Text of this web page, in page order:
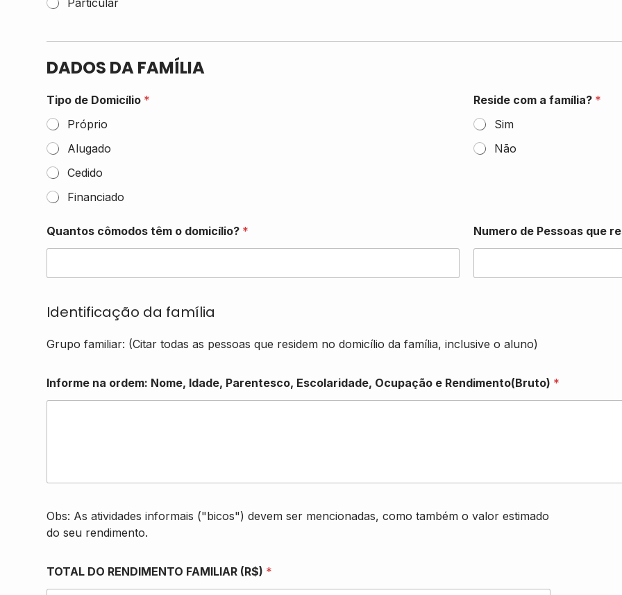
Particular
DADOS DA FAMÍLIA
Tipo de Domicílio *
Próprio
Alugado
Cedido
Financiado
Reside com a família? *
Sim
Não
Quantos cômodos têm o domicílio? * Numero de Pessoas que
Identificação da família
Grupo familiar: (Citar todas as pessoas que residem no domicílio da família, inclusive o aluno)
Informe na ordem: Nome, Idade, Parentesco, Escolaridade, Ocupação e Rendimento(Bruto) *
Obs: As atividades informais ("bicos") devem ser mencionadas, como também o valor estimado
do seu rendimento.
TOTAL DO RENDIMENTO FAMILIAR (R$) *